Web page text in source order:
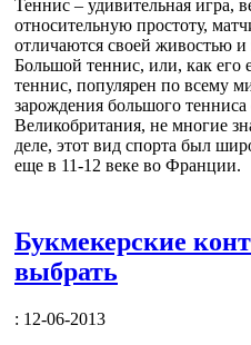
Теннис – удивительная игра,
относительную простоту,
отличаются своей живостью
Большой теннис, или, как его
теннис, популярен по всему
зарождения большого тенниса
Великобритания, не многие
деле, этот вид спорта был
еще в 11-12 веке во Франции.
Букмекерские
выбрать
: 12-06-2013